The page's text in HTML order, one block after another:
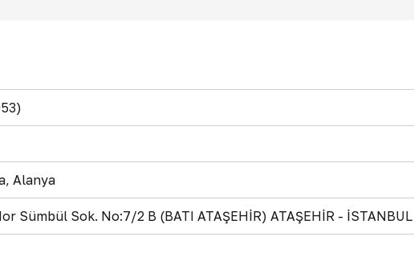
Alanya
Sümbül Sok. No:7/2 B (BATI ATAŞEHİR) ATAŞEHİR - İSTANBUL